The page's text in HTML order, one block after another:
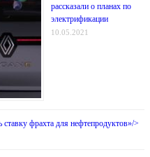
рассказали о планах по
электрификации
10.05.2021
фрахта для нефтепродуктов»/>